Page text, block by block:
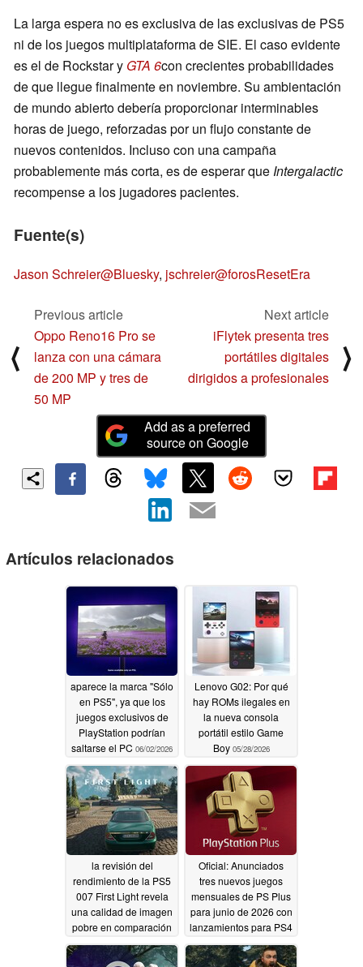
La larga espera no es exclusiva de las exclusivas de PS5
ni de los juegos multiplataforma de SIE. El caso evidente
es el de Rockstar y GTA 6con crecientes probabilidades
de que llegue finalmente en noviembre. Su ambientación
de mundo abierto debería proporcionar interminables
horas de juego, reforzadas por un flujo constante de
nuevos contenidos. Incluso con una campaña
probablemente más corta, es de esperar que Intergalactic
recompense a los jugadores pacientes.
Fuente(s)
Jason Schreier@Bluesky, jschreier@forosResetEra
⟨
Previous article
Oppo Reno16 Pro se
lanza con una cámara
de 200 MP y tres de
50 MP
Next article
iFlytek presenta tres
portátiles digitales
dirigidos a profesionales
⟩
Add as a preferred
source on Google
Artículos relacionados
aparece la marca "Sólo
en PS5", ya que los
juegos exclusivos de
PlayStation podrían
saltarse el PC 06/02/2026
Lenovo G02: Por qué
hay ROMs ilegales en
la nueva consola
portátil estilo Game
Boy 05/28/2026
la revisión del
rendimiento de la PS5
007 First Light revela
una calidad de imagen
pobre en comparación
con la PS5 Pro
05/27/2026
Oficial: Anunciados
tres nuevos juegos
mensuales de PS Plus
para junio de 2026 con
lanzamientos para PS4
y PS505/26/2026